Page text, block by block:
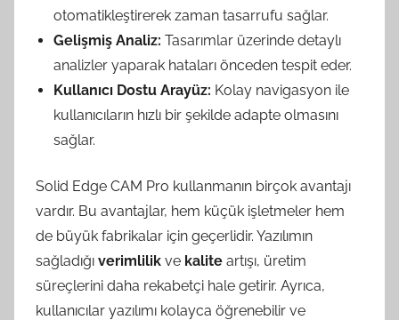
otomatikleştirerek zaman tasarrufu sağlar.
Gelişmiş Analiz: Tasarımlar üzerinde detaylı
analizler yaparak hataları önceden tespit eder.
Kullanıcı Dostu Arayüz: Kolay navigasyon ile
kullanıcıların hızlı bir şekilde adapte olmasını
sağlar.
Solid Edge CAM Pro kullanmanın birçok avantajı
vardır. Bu avantajlar, hem küçük işletmeler hem
de büyük fabrikalar için geçerlidir. Yazılımın
sağladığı verimlilik ve kalite artışı, üretim
süreçlerini daha rekabetçi hale getirir. Ayrıca,
kullanıcılar yazılımı kolayca öğrenebilir ve